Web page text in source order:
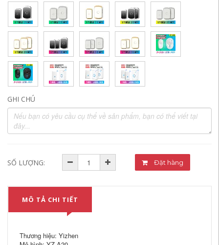
GHI CHÚ
SỐ LƯỢNG: Đặt hàng
MÔ TẢ CHI TIẾT
Thương hiệu: Yizhen